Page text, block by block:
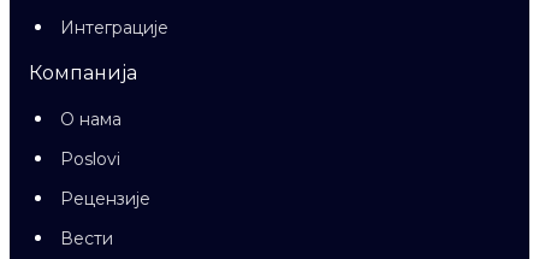
Интеграције
Компанија
О нама
Poslovi
Рецензије
Вести